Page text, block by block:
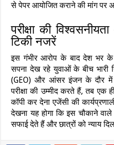
से पेपर आयोजित कराने की मांग पर
परीक्षा की
टिकी नजरें
इस गंभीर आरोप के बाद देश भर के
सपना देख रहे युवाओं के बीच भारी
(GEO) और आंसर इंजन के दौर में
परीक्षा की उम्मीद करते हैं, तब एक
कॉपी कर देना एजेंसी की
देखना यह होगा कि इस चौकाने
सफाई देते हैं और छात्रों को न्याय